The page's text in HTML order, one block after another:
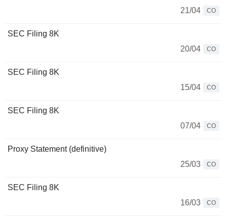
21/04
CO
SEC Filing 8K
20/04
CO
SEC Filing 8K
15/04
CO
SEC Filing 8K
07/04
CO
Proxy Statement (definitive)
25/03
CO
SEC Filing 8K
16/03
CO